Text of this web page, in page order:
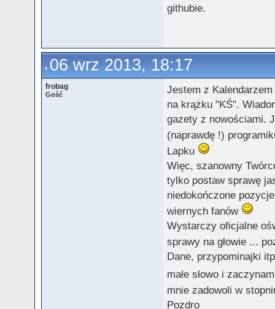
githubie.
06 wrz 2013, 18:17
frobag
Gość
Jestem z
na krążku "KŚ".
gazety z nowościami.
(naprawdę !)
Lapku
Więc, szanowny
tylko postaw sprawę
niedokończone
wiernych fanów
Wystarczy oficjalne
sprawy na głowie ...
Dane, przypominajki
małe słowo i
mnie zadowoli w
Pozdro